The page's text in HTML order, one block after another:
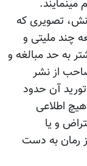
مینمایند.
تصویری که
چند ملیتی و
به حد مبالغه و
از نشر
آن حدود
اطلاعی
و یا
رمان به دست